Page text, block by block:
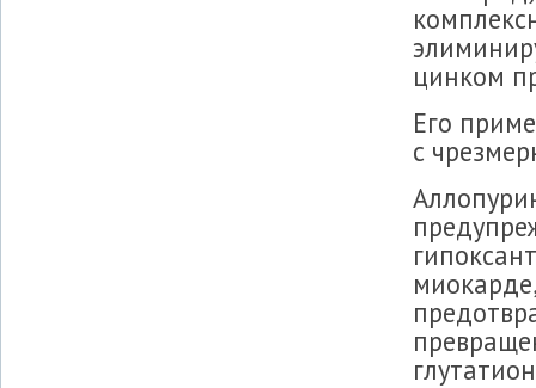
цинком
Его
с